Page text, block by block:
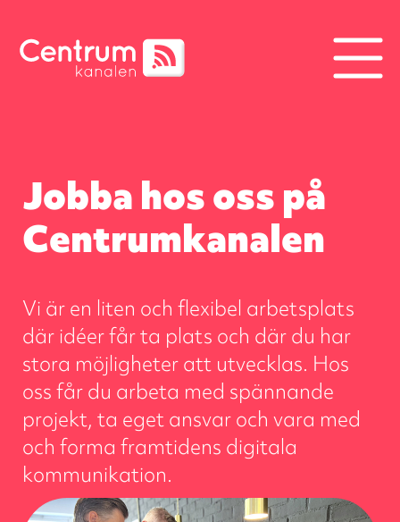
Jobba hos oss på
Centrumkanalen
Vi är en liten och flexibel arbetsplats
där idéer får ta plats och där du har
stora möjligheter att utvecklas. Hos
oss får du arbeta med spännande
projekt, ta eget ansvar och vara med
och forma framtidens digitala
kommunikation.